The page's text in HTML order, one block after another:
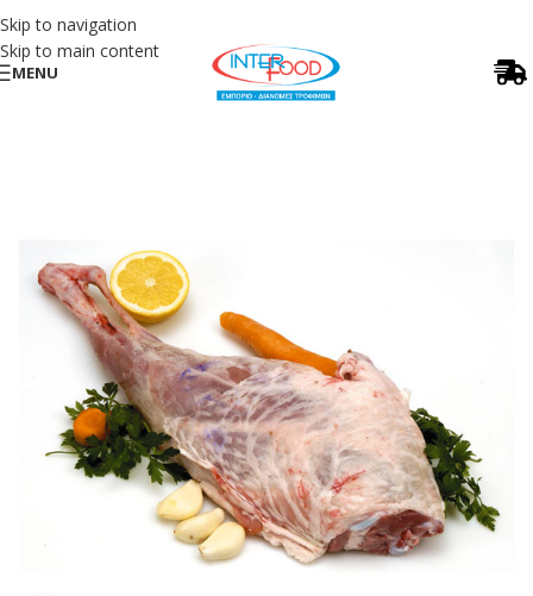
Skip to navigation
Skip to main content
MENU